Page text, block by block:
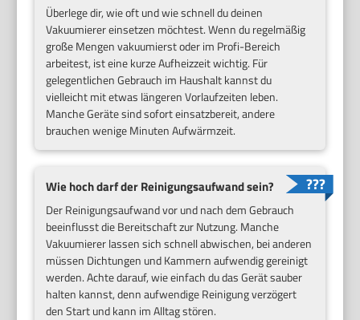
Überlege dir, wie oft und wie schnell du deinen
Vakuumierer einsetzen möchtest. Wenn du regelmäßig
große Mengen vakuumierst oder im Profi-Bereich
arbeitest, ist eine kurze Aufheizzeit wichtig. Für
gelegentlichen Gebrauch im Haushalt kannst du
vielleicht mit etwas längeren Vorlaufzeiten leben.
Manche Geräte sind sofort einsatzbereit, andere
brauchen wenige Minuten Aufwärmzeit.
Wie hoch darf der Reinigungsaufwand sein?
Der Reinigungsaufwand vor und nach dem Gebrauch
beeinflusst die Bereitschaft zur Nutzung. Manche
Vakuumierer lassen sich schnell abwischen, bei anderen
müssen Dichtungen und Kammern aufwendig gereinigt
werden. Achte darauf, wie einfach du das Gerät sauber
halten kannst, denn aufwendige Reinigung verzögert
den Start und kann im Alltag stören.